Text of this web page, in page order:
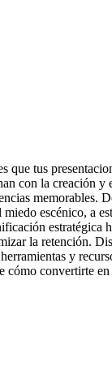
tus
con la creación y
memorables.
escénico, a
estratégica
la retención.
y
cómo convertirte